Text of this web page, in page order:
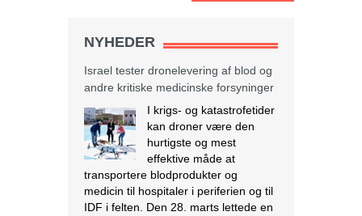
NYHEDER
Israel tester dronelevering af blod og
andre kritiske medicinske forsyninger
I krigs- og katastrofetider
kan droner være den
hurtigste og mest
effektive måde at
transportere blodprodukter og
medicin til hospitaler i periferien og til
IDF i felten. Den 28. marts lettede en